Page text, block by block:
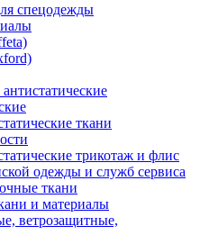
спецодежды
ткани
трикотаж и флис
одежды и служб сервиса
ткани
и материалы
ветрозащитные,